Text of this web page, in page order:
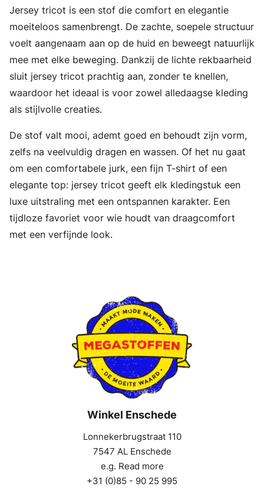
Jersey tricot is een stof die comfort en elegantie
moeiteloos samenbrengt. De zachte, soepele structuur
voelt aangenaam aan op de huid en beweegt natuurlijk
mee met elke beweging. Dankzij de lichte rekbaarheid
sluit jersey tricot prachtig aan, zonder te knellen,
waardoor het ideaal is voor zowel alledaagse kleding
als stijlvolle creaties.
De stof valt mooi, ademt goed en behoudt zijn vorm,
zelfs na veelvuldig dragen en wassen. Of het nu gaat
om een comfortabele jurk, een fijn T-shirt of een
elegante top: jersey tricot geeft elk kledingstuk een
luxe uitstraling met een ontspannen karakter. Een
tijdloze favoriet voor wie houdt van draagcomfort
met een verfijnde look.
Winkel Enschede
Lonnekerbrugstraat 110
7547 AL Enschede
e.g. Read more
+31 (0)85 - 90 25 995